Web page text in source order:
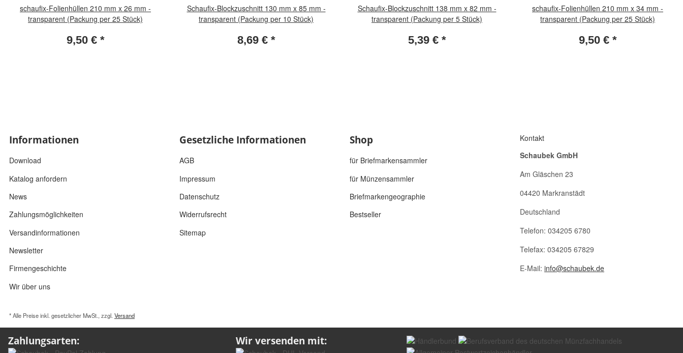
schaufix-Folienhüllen 210 mm x 26 mm -
transparent (Packung per 25 Stück)
9,50 € *
Schaufix-Blockzuschnitt 130 mm x 85 mm -
transparent (Packung per 10 Stück)
8,69 € *
Schaufix-Blockzuschnitt 138 mm x 82 mm -
transparent (Packung per 5 Stück)
5,39 € *
schaufix-Folienhüllen 210 mm x 34 mm -
transparent (Packung per 25 Stück)
9,50 € *
Informationen
Download
Katalog anfordern
News
Zahlungsmöglichkeiten
Versandinformationen
Newsletter
Firmengeschichte
Wir über uns
Gesetzliche Informationen
AGB
Impressum
Datenschutz
Widerrufsrecht
Sitemap
Shop
für Briefmarkensammler
für Münzensammler
Briefmarkengeographie
Bestseller
Kontakt
Schaubek GmbH
Am Gläschen 23
04420 Markranstädt
Deutschland
Telefon: 034205 6780
Telefax: 034205 67829
E-Mail: info@schaubek.de
* Alle Preise inkl. gesetzlicher MwSt., zzgl. Versand
Zahlungsarten: Wir versenden mit: